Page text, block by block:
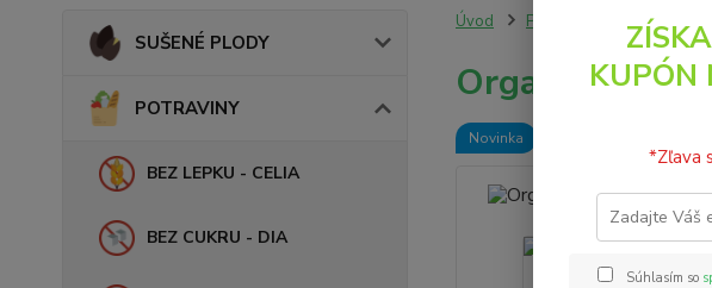
SUŠENÉ PLODY
POTRAVINY
BEZ LEPKU - CELIA
BEZ CUKRU - DIA
Úvod POTRAVINY DETSKÁ
Organic
Novinka
KUPÓN
*Zľava
Súhlasím so